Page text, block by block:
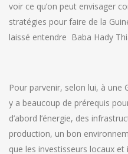
voir ce qu’on peut envisager
stratégies pour faire de la
laissé entendre Baba Hady
Pour parvenir, selon lui, à une
y a beaucoup de prérequis
d’abord l’énergie, des
production, un bon
que les investisseurs locaux